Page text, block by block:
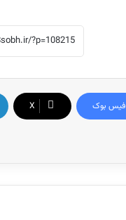
فیس بوک X